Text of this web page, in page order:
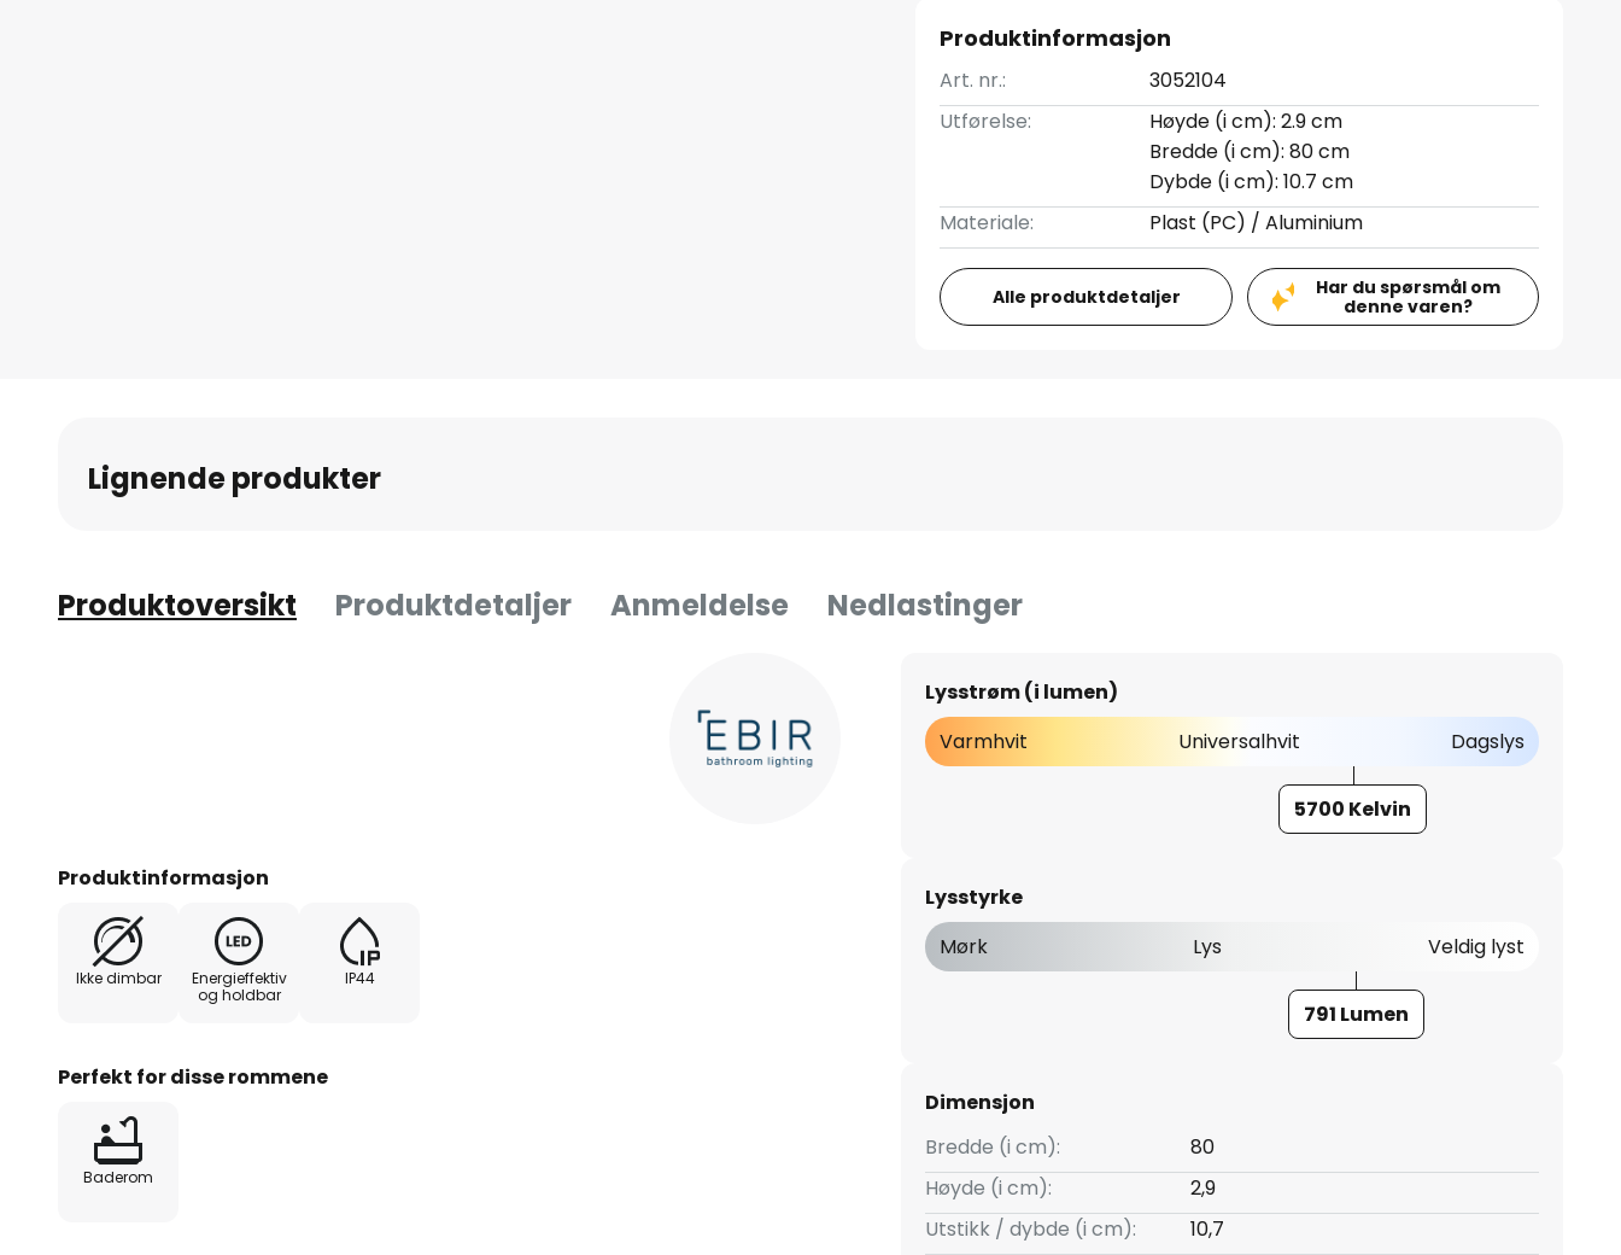
Produktinformasjon
Art. nr.:
3052104
Utførelse:
Høyde (i cm): 2.9 cm
Bredde (i cm): 80 cm
Dybde (i cm): 10.7 cm
Materiale:
Plast (PC) / Aluminium
Alle produktdetaljer
Har du spørsmål om
denne varen?
Lignende produkter
Produktoversikt Produktdetaljer Anmeldelse Nedlastinger
Produktinformasjon
Ikke dimbar
Energieffektiv
og holdbar
IP44
Perfekt for disse rommene
Baderom
Lysstrøm (i lumen)
Varmhvit
Universalhvit Dagslys
5700 Kelvin
Lysstyrke
Mørk
Lys Veldig lyst
791 Lumen
Dimensjon
Bredde (i cm):
80
Høyde (i cm):
2,9
Utstikk / dybde (i cm):
10,7